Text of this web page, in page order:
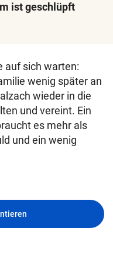
ist geschlüpft
auf sich warten:
wenig später an
wieder in die
und vereint. Ein
es mehr als
und ein wenig